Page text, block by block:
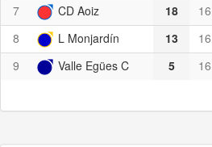
7
CD Aoiz 18 16
8
L Monjardín 13 16
9
Valle Egües C 5 16